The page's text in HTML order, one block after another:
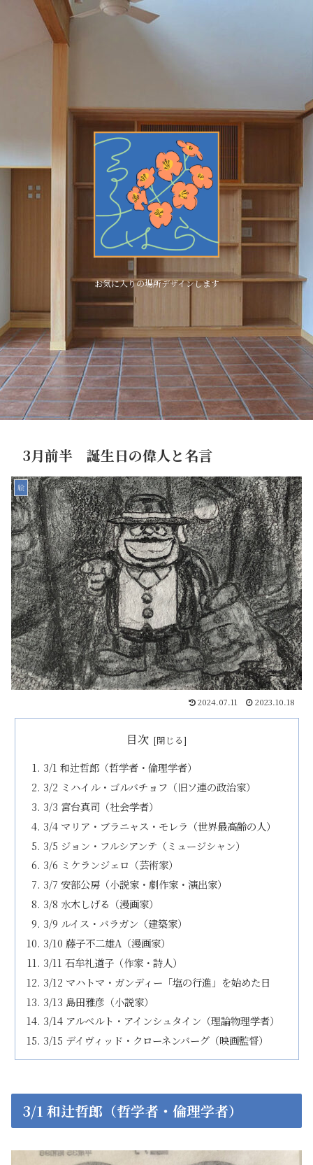
お気に入りの場所デザインします
3月前半 誕生日の偉人と名言
絵
2024.07.11 2023.10.18
目次
3/1 和辻哲郎（哲学者・倫理学者）
3/2 ミハイル・ゴルバチョフ（旧ソ連の政治家）
3/3 宮台真司（社会学者）
3/4 マリア・ブラニャス・モレラ（世界最高齢の人）
3/5 ジョン・フルシアンテ（ミュージシャン）
3/6 ミケランジェロ（芸術家）
3/7 安部公房（小説家・劇作家・演出家）
3/8 水木しげる（漫画家）
3/9 ルイス・バラガン（建築家）
3/10 藤子不二雄A（漫画家）
3/11 石牟礼道子（作家・詩人）
3/12 マハトマ・ガンディー「塩の行進」を始めた日
3/13 島田雅彦（小説家）
3/14 アルベルト・アインシュタイン（理論物理学者）
3/15 デイヴィッド・クローネンバーグ（映画監督）
3/1 和辻哲郎（哲学者・倫理学者）